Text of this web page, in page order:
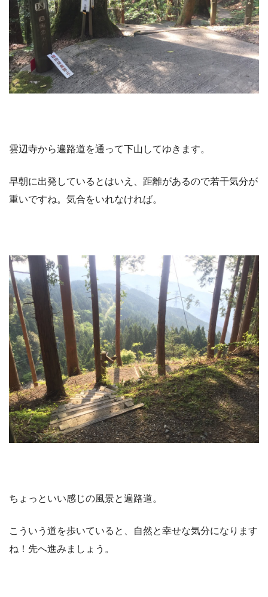
雲辺寺から遍路道を通って下山してゆきます。
早朝に出発しているとはいえ、距離があるので若干気分が
重いですね。気合をいれなければ。
ちょっといい感じの風景と遍路道。
こういう道を歩いていると、自然と幸せな気分になります
ね！先へ進みましょう。